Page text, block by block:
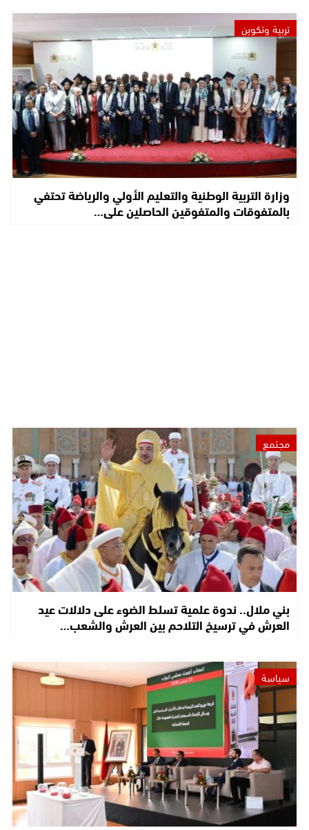
تربية وتكوين
وزارة التربية الوطنية والتعليم الأولي والرياضة تحتفي
بالمتفوقات والمتفوقين الحاصلين على…
مجتمع
بني ملال.. ندوة علمية تسلط الضوء على دلالات عيد
العرش في ترسيخ التلاحم بين العرش والشعب…
سياسة